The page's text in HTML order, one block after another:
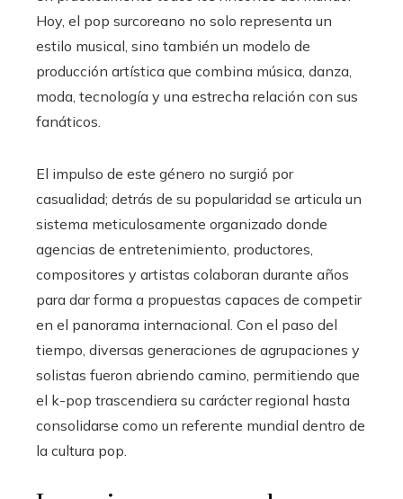
Hoy, el pop surcoreano no solo representa un
estilo musical, sino también un modelo de
producción artística que combina música, danza,
moda, tecnología y una estrecha relación con sus
fanáticos.
El impulso de este género no surgió por
casualidad; detrás de su popularidad se articula un
sistema meticulosamente organizado donde
agencias de entretenimiento, productores,
compositores y artistas colaboran durante años
para dar forma a propuestas capaces de competir
en el panorama internacional. Con el paso del
tiempo, diversas generaciones de agrupaciones y
solistas fueron abriendo camino, permitiendo que
el k-pop trascendiera su carácter regional hasta
consolidarse como un referente mundial dentro de
la cultura pop.